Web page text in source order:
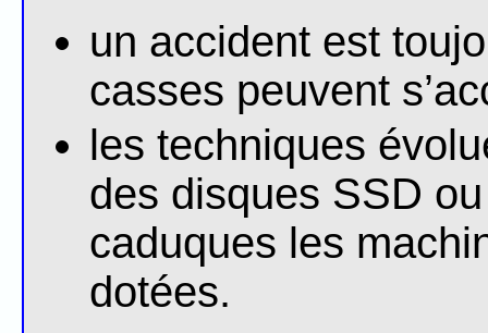
un accident est
casses peuvent
les techniques
des disques SSD
caduques les
dotées.